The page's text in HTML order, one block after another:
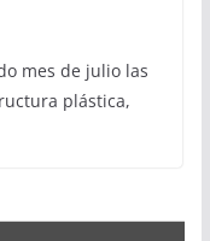
mes de julio las
plástica,